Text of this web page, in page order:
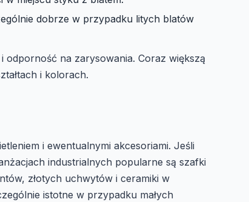
dobrze w przypadku litych blatów
odporność na zarysowania. Coraz większą
i kolorach.
i ewentualnymi akcesoriami. Jeśli
industrialnych popularne są szafki
złotych uchwytów i ceramiki w
istotne w przypadku małych